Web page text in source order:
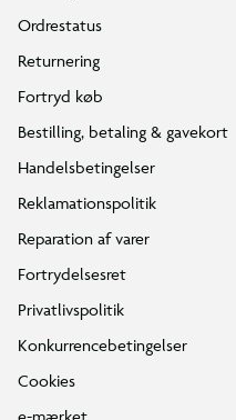
Ordrestatus
Returnering
Fortryd køb
Bestilling, betaling & gavekort
Handelsbetingelser
Reklamationspolitik
Reparation af varer
Fortrydelsesret
Privatlivspolitik
Konkurrencebetingelser
Cookies